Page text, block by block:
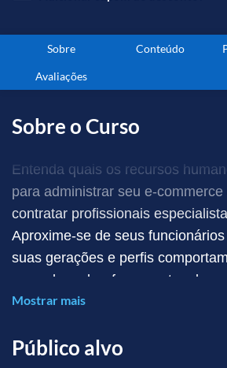
Sobre Conteúdo
Avaliações
Sobre o Curso
Entenda quais os recursos
para administrar seu e-
contratar profissionais
Aproxime-se de seus
suas gerações e perfis
aprender sobre ferramentas de
estratégicas para avaliar pontos
equipe. Entenda quais as
Mostrar mais
Público alvo